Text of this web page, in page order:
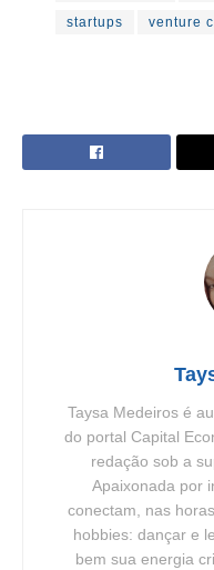
startups venture
Taysa Medeiros é
do portal Capital
redação sob a
Apaixonada por
conectam, nas
hobbies: dançar e
bem sua energia